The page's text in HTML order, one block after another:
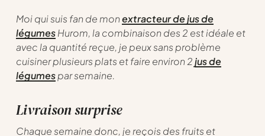
Moi qui suis fan de monextracteur de jus de
légumesHurom, la combinaison des 2 est idéale et
avec la quantité reçue, je peux sans problème
cuisiner plusieurs plats et faire environ 2jus de
légumespar semaine.
Livraison surprise
Chaque semaine donc, je reçois des fruits et